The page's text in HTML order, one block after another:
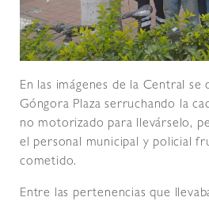
En las imágenes de la Central se
Góngora Plaza serruchando la
no motorizado para llevárselo,
el personal municipal y policial
cometido.
Entre las pertenencias que